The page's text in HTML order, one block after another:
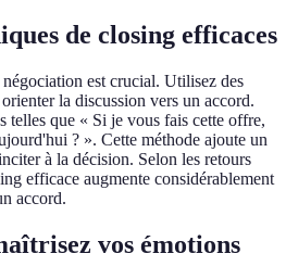
de closing efficaces
est crucial. Utilisez des
la discussion vers un accord.
telles que « Si je vous fais cette offre,
? ». Cette méthode ajoute un
à la décision. Selon les retours
efficace augmente considérablement
accord.
vos émotions